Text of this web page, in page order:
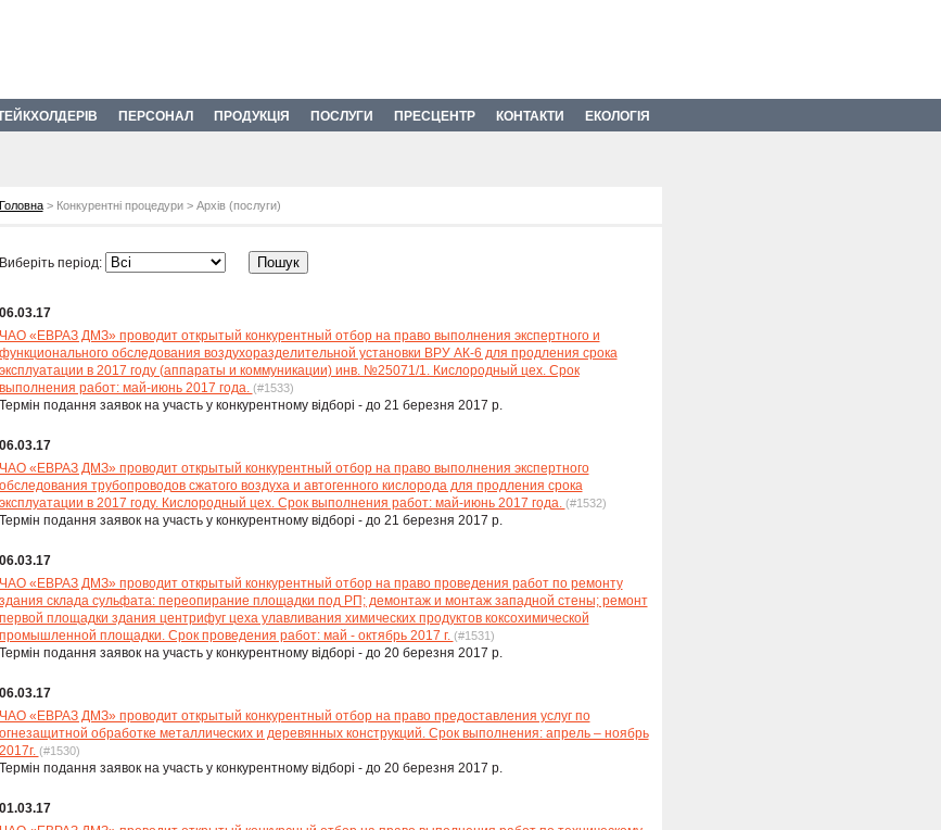
ПЕРСОНАЛ ПРОДУКЦІЯ ПОСЛУГИ ПРЕСЦЕНТР КОНТАКТИ ЕКОЛОГІЯ
Головна> Конкурентні процедури > Архів (послуги)
Виберіть період:
06.03.17
ЧАО «ЕВРАЗ ДМЗ» проводит открытый конкурентный отбор на право выполнения экспертного и
функционального обследования воздухоразделительной установки ВРУ АК-6 для продления срока
эксплуатации в 2017 году (аппараты и коммуникации) инв. №25071/1. Кислородный цех. Срок
выполнения работ: май-июнь 2017 года. (#1533)
Термін подання заявок на участь у конкурентному відборі - до 21 березня 2017 р.
06.03.17
ЧАО «ЕВРАЗ ДМЗ» проводит открытый конкурентный отбор на право выполнения экспертного
обследования трубопроводов сжатого воздуха и автогенного кислорода для продления срока
эксплуатации в 2017 году. Кислородный цех. Срок выполнения работ: май-июнь 2017 года. (#1532)
Термін подання заявок на участь у конкурентному відборі - до 21 березня 2017 р.
06.03.17
ЧАО «ЕВРАЗ ДМЗ» проводит открытый конкурентный отбор на право проведения работ по ремонту
здания склада сульфата: переопирание площадки под РП; демонтаж и монтаж западной стены; ремонт
первой площадки здания центрифуг цеха улавливания химических продуктов коксохимической
промышленной площадки. Срок проведения работ: май - октябрь 2017 г. (#1531)
Термін подання заявок на участь у конкурентному відборі - до 20 березня 2017 р.
06.03.17
ЧАО «ЕВРАЗ ДМЗ» проводит открытый конкурентный отбор на право предоставления услуг по
огнезащитной обработке металлических и деревянных конструкций. Срок выполнения: апрель – ноябрь
2017г. (#1530)
Термін подання заявок на участь у конкурентному відборі - до 20 березня 2017 р.
01.03.17